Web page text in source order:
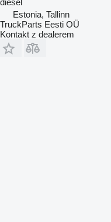
Estonia, Tallinn
TruckParts Eesti OÜ
Kontakt z dealerem